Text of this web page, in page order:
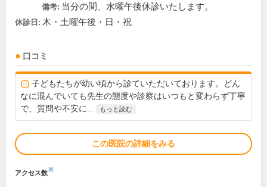
備考: 当分の間、水曜午後休診いたします。
休診日: 木・土曜午後・日・祝
口コミ
子どもたちが幼い頃から診ていただいております。どん
なに混んでいても先生の態度や診察はいつもと変わらず丁寧
で、質問や不安に...
もっと読む
この医院の詳細をみる
アクセス数※